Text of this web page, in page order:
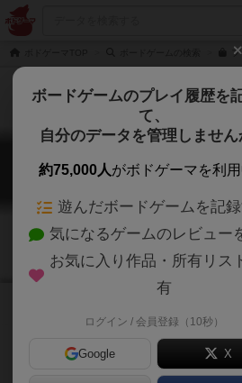
ファラウェ
Faraway
ボードゲームのプレイ履歴を
て、
自分のデータを管理しません
約75,000人がボドゲーマを利用
遊んだボードゲームを記
気になるゲームのレビュー
お気に入り作品・所有リス
有
ログイン / 会員登録（10秒）
Google X